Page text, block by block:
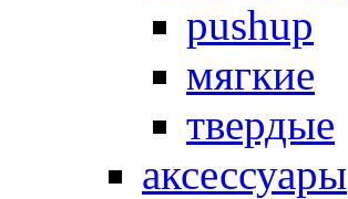
pushup
мягкие
твердые
аксессуары